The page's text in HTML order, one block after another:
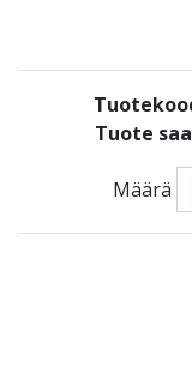
Tuote
Määrä